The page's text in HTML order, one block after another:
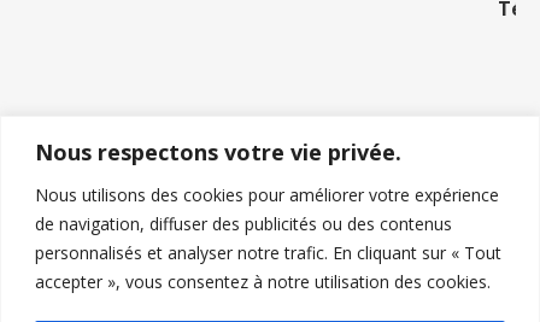
Nous respectons votre vie privée.
Nous utilisons des cookies pour améliorer votre expérience
de navigation, diffuser des publicités ou des contenus
personnalisés et analyser notre trafic. En cliquant sur « Tout
accepter », vous consentez à notre utilisation des cookies.